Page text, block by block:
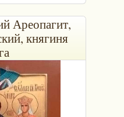
Ареопагит,
княгиня